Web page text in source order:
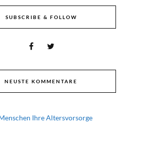
SUBSCRIBE & FOLLOW
NEUSTE KOMMENTARE
Ihre Altersvorsorge